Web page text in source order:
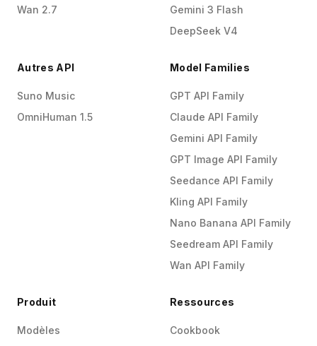
Wan 2.7
Gemini 3 Flash
DeepSeek V4
Autres API
Suno Music
OmniHuman 1.5
Model Families
GPT API Family
Claude API Family
Gemini API Family
GPT Image API Family
Seedance API Family
Kling API Family
Nano Banana API Family
Seedream API Family
Wan API Family
Produit
Modèles
Ressources
Cookbook